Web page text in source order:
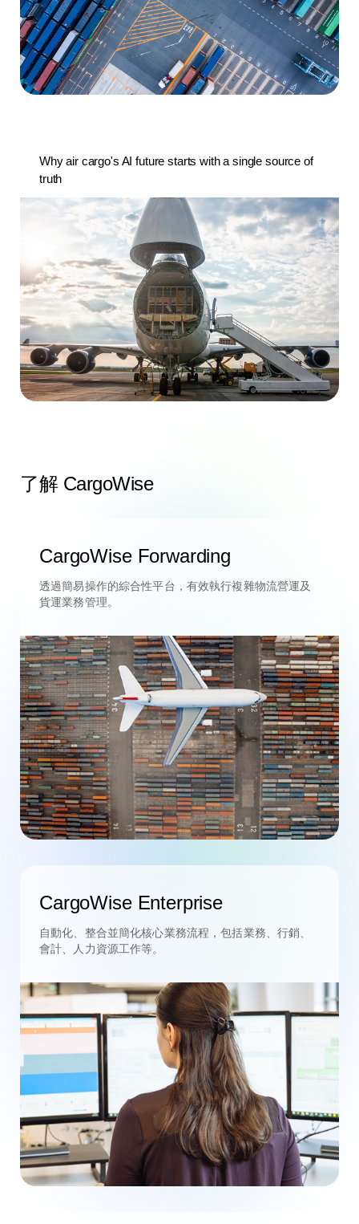
Why air cargo's AI future starts with a single source of
truth
了解 CargoWise
CargoWise Forwarding
透過簡易操作的綜合性平台，有效執行複雜物流營運及
貨運業務管理。
CargoWise Enterprise
自動化、整合並簡化核心業務流程，包括業務、行銷、
會計、人力資源工作等。